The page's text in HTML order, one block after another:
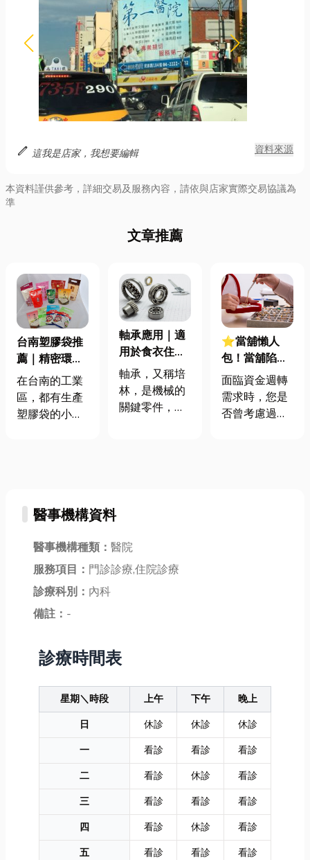
edit 這我是店家，我想要編輯 資料來源
本資料謹供參考，詳細交易及服務內容，請依與店家實際交易協議為
準
文章推薦
台南塑膠袋推
薦｜精密環保
的包裝袋塑造
了多樣性
在台南的工業
區，都有生產
塑膠袋的小工
作著各種設
料被送入機
器，迅速轉變
成一個個各式
各樣的塑膠
袋。這些塑膠
來包裝商品或
成為日常生活
隨著科技的發
展，這家...
軸承應用｜適
用於食衣住行
育樂的五金零
件
軸承，又稱培
林，是機械的
關鍵零件，台
小編簡單介紹
軸承應用範
圍，讓你可以
生產軸承的廠
需要時可以多
⭐當舖懶人
包！當舖陷阱
OUT！從借款
流程到利息計
算，你的當舖
面臨資金週轉
需求時，您是
否曾考慮過
當舖的專業知
識全...
醫事機構資料
醫事機構種類： 醫院
服務項目： 門診診療,住院診療
診療科別： 內科
備註： -
診療時間表
星期＼時段 上午 下午
晚上
日
休診 休診
休診
一
看診 看診
看診
二
看診 休診
看診
三
看診 看診
看診
四
看診 休診
看診
五
看診 看診
看診